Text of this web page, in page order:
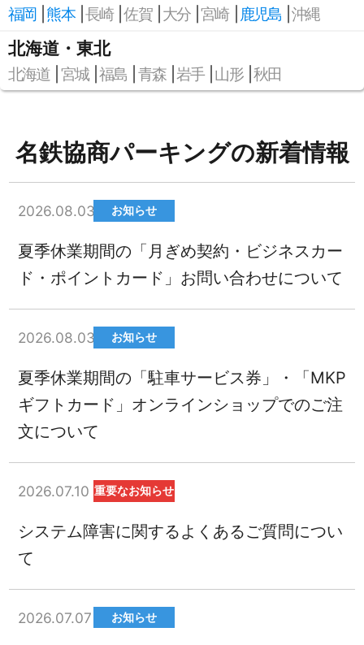
福岡 熊本 長崎 佐賀 大分 宮崎 鹿児島 沖縄
北海道・東北
北海道 宮城 福島 青森 岩手 山形 秋田
名鉄協商パーキングの新着情報
2026.08.03 お知らせ
夏季休業期間の「月ぎめ契約・ビジネスカー
ド・ポイントカード」お問い合わせについて
2026.08.03 お知らせ
夏季休業期間の「駐車サービス券」・「MKP
ギフトカード」オンラインショップでのご注
文について
2026.07.10 重要なお知らせ
システム障害に関するよくあるご質問につい
て
2026.07.07 お知らせ